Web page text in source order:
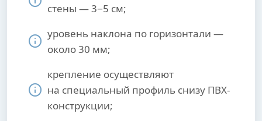
стены — 3−5 см;
уровень наклона по горизонтали —
около 30 мм;
крепление осуществляют
на специальный профиль снизу ПВХ-
конструкции;